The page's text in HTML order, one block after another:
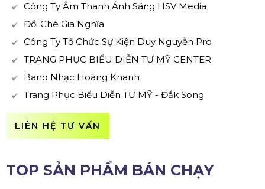
Công Ty Âm Thanh Ánh Sáng HSV Media
Đồi Chè Gia Nghĩa
Công Ty Tổ Chức Sự Kiện Duy Nguyễn Pro
TRANG PHỤC BIỂU DIỄN TƯ MỸ CENTER
Band Nhạc Hoàng Khanh
Trang Phục Biểu Diễn TƯ MỸ - Đắk Song
LIÊN HỆ TƯ VẤN
TOP SẢN PHẨM BÁN CHẠY